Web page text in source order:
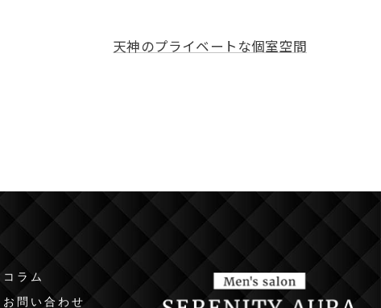
天神のプライベートな個室空間
コラム
お問い合わせ